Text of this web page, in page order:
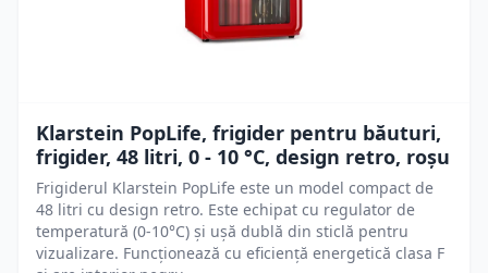
Klarstein PopLife, frigider pentru băuturi,
frigider, 48 litri, 0 - 10 °C, design retro, roșu
Frigiderul Klarstein PopLife este un model compact de
48 litri cu design retro. Este echipat cu regulator de
temperatură (0-10°C) și ușă dublă din sticlă pentru
vizualizare. Funcționează cu eficiență energetică clasa F